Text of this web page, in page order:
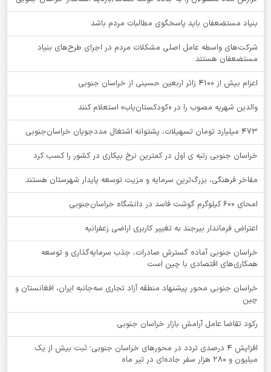
بنیاد مستضعفان باید پاسخگوی مطالبات مردم باشد
شرکت‌های واسطه عامل اصلی مشکلات مردم در اجرای طرح‌های بنیاد
مستضعفان هستند
اعزام بیش از 4100 زائر اربعین حسینی از خراسان جنوبی
والدین شهریه مصوب را در «کودکستان‌یاب» استعلام کنند
۴۷۳ میلیارد تومان تسهیلات، پشتوانه اشتغال مددجویان خراسان‌جنوبی
خراسان جنوبی رتبه ی اول در کمترین نرخ بیکاری در کشور را کسب کرد
مفاخر فرهنگی، بزرگ‌ترین سرمایه و مزیت توسعه پایدار شهرستان هستند
امحای ۶۰۰ کیلوگرم گوشت فاسد در دانشگاه خراسان‌جنوبی
اعتراض فرماندار بیرجند به تغییر کاربری اراضی زعفرانیه
خراسان جنوبی آماده گسترش صادرات، جذب سرمایه‌گذاری و توسعه
همکاری‌های اقتصادی با چین است
خراسان جنوبی محور پیشنهاد منطقه آزاد تجاری سه‌جانبه ایران، افغانستان و
چین
رکود تقاضا عامل آرامش بازار خراسان جنوبی
افزایش 4 درصدی تردد در محورهای خراسان جنوبی؛ ثبت بیش از یک
میلیون و 280 هزار سفر جاده‌ای در تیر ماه